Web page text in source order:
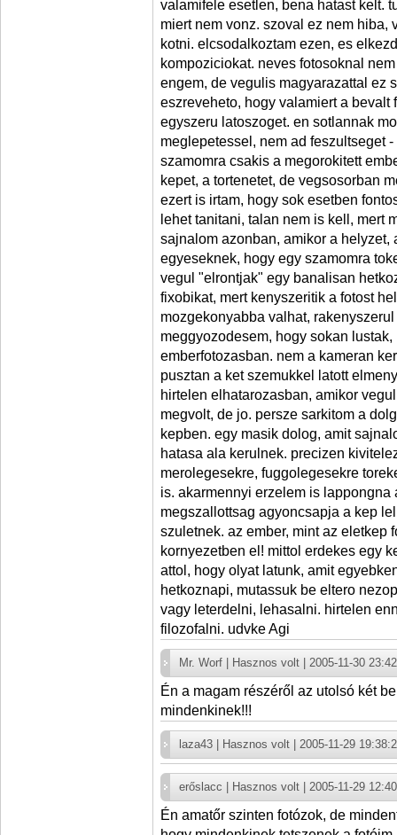
valamifele esetlen, bena hatast kelt.
miert nem vonz. szoval ez nem hiba,
kotni. elcsodalkoztam ezen, es
kompoziciokat. neves fotosoknal
engem, de vegulis magyarazattal ez
eszreveheto, hogy valamiert a bevalt
egyszeru latoszoget. en sotlannak
meglepetessel, nem ad feszultseget
szamomra csakis a megorokitett
kepet, a tortenetet, de vegsosorban
ezert is irtam, hogy sok esetben
lehet tanitani, talan nem is kell, mert
sajnalom azonban, amikor a
egyeseknek, hogy egy szamomra
vegul "elrontjak" egy banalisan
fixobikat, mert kenyszeritik a fotost
mozgekonyabba valhat,
meggyozodesem, hogy sokan
emberfotozasban. nem a kameran
pusztan a ket szemukkel latott
hirtelen elhatarozasban, amikor
megvolt, de jo. persze sarkitom a
kepben. egy masik dolog, amit
hatasa ala kerulnek. precizen
merolegesekre, fuggolegesekre
is. akarmennyi erzelem is
megszallottsag agyoncsapja a kep
szuletnek. az ember, mint az eletkep
kornyezetben el! mittol erdekes egy
attol, hogy olyat latunk, amit
hetkoznapi, mutassuk be eltero
vagy leterdelni, lehasalni. hirtelen
filozofalni. udvke Agi
Mr. Worf | Hasznos volt | 2005-11-30
Én a magam részéről az utolsó két
mindenkinek!!!
laza43 | Hasznos volt | 2005-11-29
erőslacc | Hasznos volt | 2005-11-29
Én amatőr szinten fotózok, de